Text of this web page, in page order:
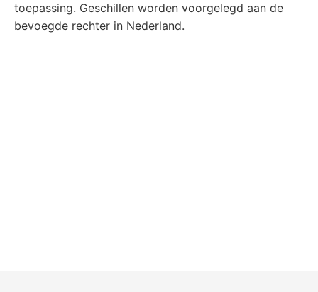
toepassing. Geschillen worden voorgelegd aan de
bevoegde rechter in Nederland.